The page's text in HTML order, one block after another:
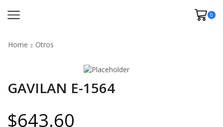
0
Home Otros
GAVILAN E-1564
$643.60